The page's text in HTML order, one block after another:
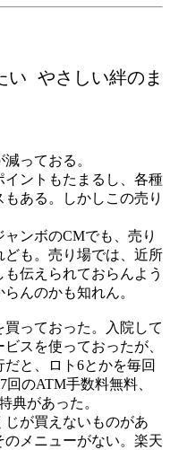
やさしい絆のま
っておる。
ントもたまるし、各種
ある。しかしこの売り
ンボのCMでも、売り
も。売り場では、近所
伝えられておらんよう
んのかも知れん。
っておった。入院して
スを使っておったが、
と、ロト6とかを毎回
のATM手数料無料、
典があった。
が買えないものがあ
メニューがない。楽天